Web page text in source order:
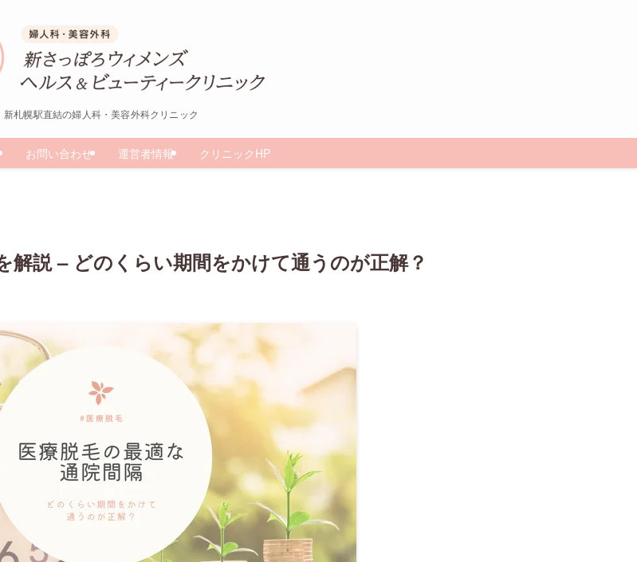
新札幌駅直結の婦人科・美容外科クリニック
お問い合わせ 運営者情報 クリニックHP
解説 – どのくらい期間をかけて通うのが正解？